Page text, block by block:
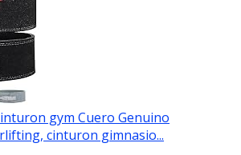
gym Cuero Genuino
cinturon gimnasio...